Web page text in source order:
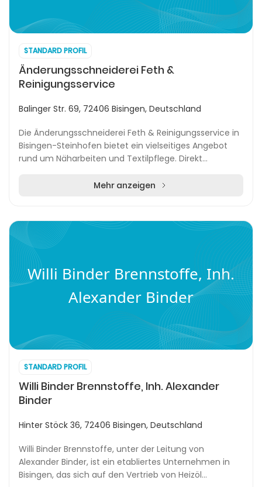
STANDARD PROFIL
Änderungsschneiderei Feth &
Reinigungsservice
Balinger Str. 69, 72406 Bisingen, Deutschland
Die Änderungsschneiderei Feth & Reinigungsservice in
Bisingen-Steinhofen bietet ein vielseitiges Angebot
rund um Näharbeiten und Textilpflege. Direkt
Mehr anzeigen
Willi Binder Brennstoffe, Inh.
Alexander Binder
STANDARD PROFIL
Willi Binder Brennstoffe, Inh. Alexander
Binder
Hinter Stöck 36, 72406 Bisingen, Deutschland
Willi Binder Brennstoffe, unter der Leitung von
Alexander Binder, ist ein etabliertes Unternehmen in
Bisingen, das sich auf den Vertrieb von Heizöl